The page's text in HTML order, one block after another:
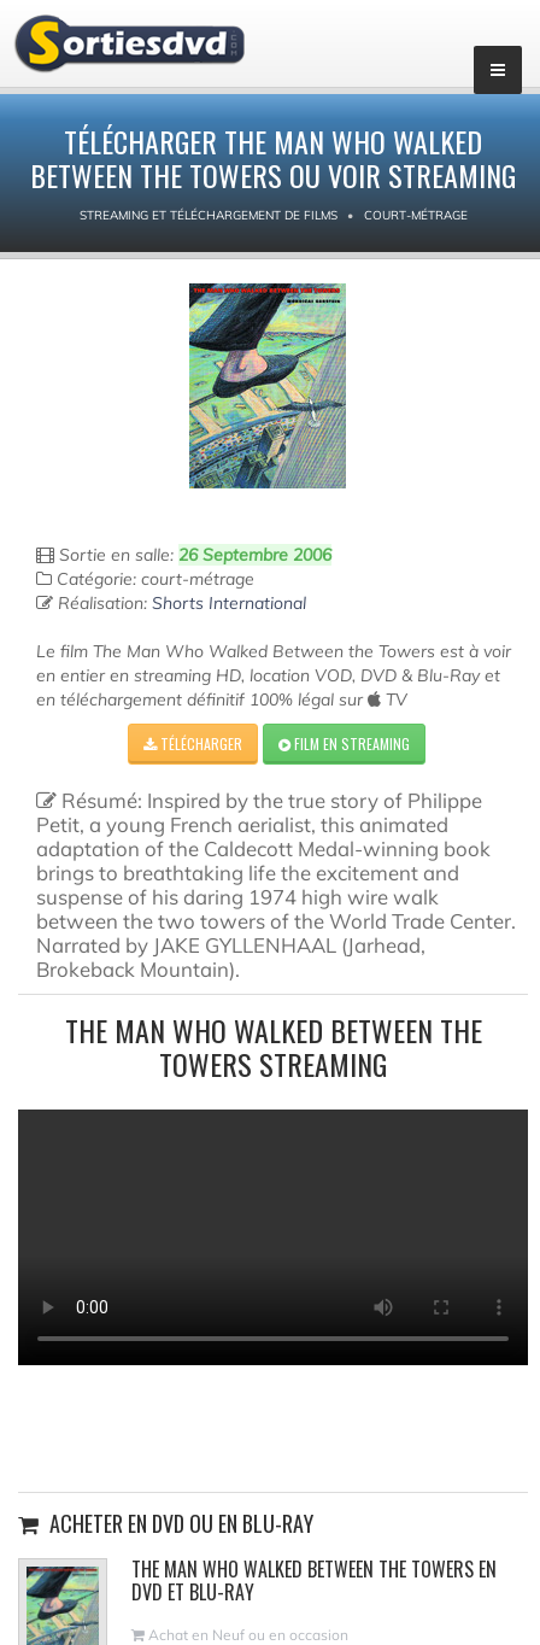
TÉLÉCHARGER THE MAN WHO WALKED
BETWEEN THE TOWERS OU VOIR STREAMING
STREAMING ET TÉLÉCHARGEMENT DE FILMS COURT-MÉTRAGE
Sortie en salle: 26 Septembre 2006
Catégorie: court-métrage
Réalisation: Shorts International
Le film The Man Who Walked Between the Towers est à voir
en entier en streaming HD, location VOD, DVD & Blu-Ray et
en téléchargement définitif 100% légal sur
TV
TÉLÉCHARGER FILM EN STREAMING
Résumé: Inspired by the true story of Philippe
Petit, a young French aerialist, this animated
adaptation of the Caldecott Medal-winning book
brings to breathtaking life the excitement and
suspense of his daring 1974 high wire walk
between the two towers of the World Trade Center.
Narrated by JAKE GYLLENHAAL (Jarhead,
Brokeback Mountain).
THE MAN WHO WALKED BETWEEN THE
TOWERS STREAMING
ACHETER EN DVD OU EN BLU-RAY
THE MAN WHO WALKED BETWEEN THE TOWERS EN
DVD ET BLU-RAY
Achat en Neuf ou en occasion